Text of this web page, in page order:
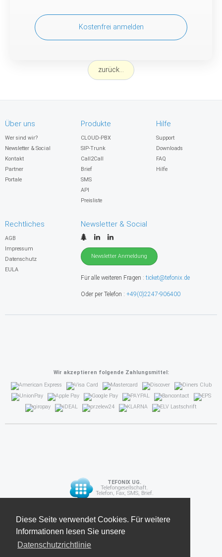
Diese Seite verwendet Cookies. Für weitere
Informationen lesen Sie unsere
Datenschutzrichtlinie
Diese Seite verwendet Cookies. Für weitere
Informationen lesen Sie unsere
Datenschutzrichtlinie
Kostenfrei anmelden
zurück...
Über uns
Wer sind wir?
Newsletter & Social
Kontakt
Partner
Portale
Produkte
CLOUD-PBX
SIP-Trunk
Call2Call
Brief
SMS
API
Preisliste
Hilfe
Support
Downloads
FAQ
Hilfe
Rechtliches
AGB
Impressum
Datenschutz
EULA
Newsletter & Social
Newsletter Anmeldung
Für alle weiteren Fragen : ticket@tefonix.de
Oder per Telefon : +49(0)2247-906400
Wir akzeptieren folgende Zahlungsmittel:
TEFONIX UG.
Telefongesellschaft.
Telefon, Fax, SMS, Brief.
API